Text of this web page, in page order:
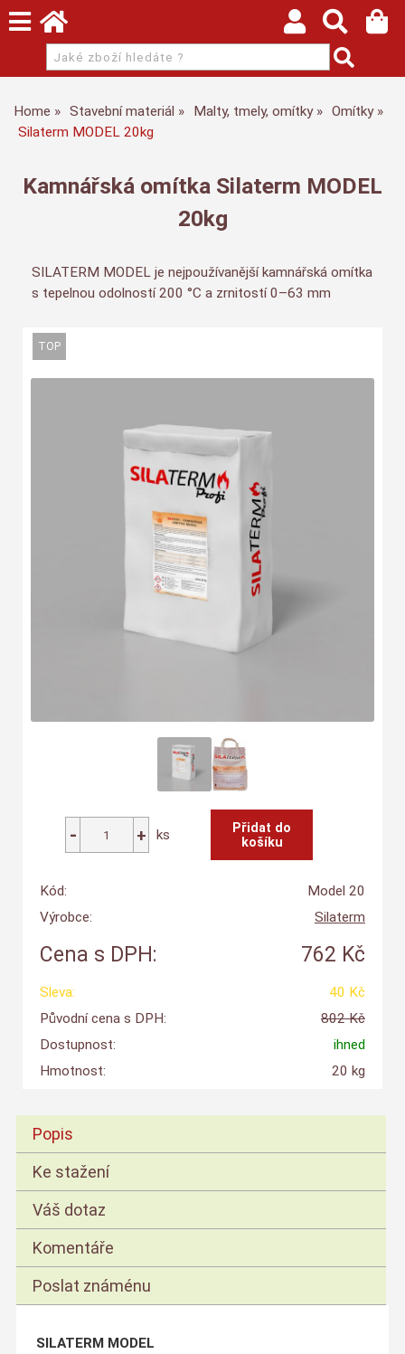
Home Stavební materiál Malty, tmely, omítky
Omítky
Silaterm MODEL 20kg
Kamnářská omítka Silaterm MODEL
20kg
SILATERM MODEL je nejpoužívanější kamnářská omítka
s tepelnou odolností 200 °C a zrnitostí 0–63 mm
ks
Kód:
Model 20
Výrobce:
Silaterm
Cena s DPH: 762 Kč
Sleva:
40 Kč
Původní cena s DPH:
802 Kč
Dostupnost:
ihned
Hmotnost:
20 kg
Popis
Ke stažení
Váš dotaz
Komentáře
Poslat známénu
SILATERM MODEL